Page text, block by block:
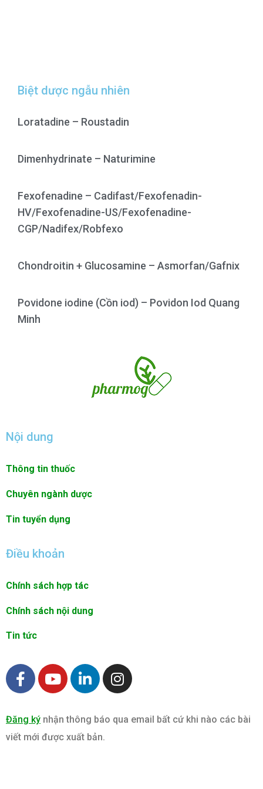
Biệt dược ngẫu nhiên
Loratadine – Roustadin
Dimenhydrinate – Naturimine
Fexofenadine – Cadifast/Fexofenadin-
HV/Fexofenadine-US/Fexofenadine-
CGP/Nadifex/Robfexo
Chondroitin + Glucosamine – Asmorfan/Gafnix
Povidone iodine (Cồn iod) – Povidon Iod Quang
Minh
Nội dung
Thông tin thuốc
Chuyên ngành dược
Tin tuyển dụng
Điều khoản
Chính sách hợp tác
Chính sách nội dung
Tin tức
F
a
e
b
o
Y
o
t
u
b
L
i
k
e
d
I
n
t
a
Đăng ký nhận thông báo qua email bất cứ khi nào các bài
viết mới được xuất bản.